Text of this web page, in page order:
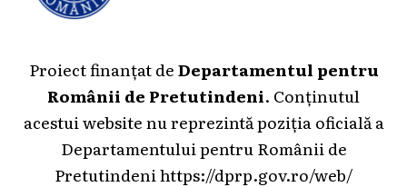
Proiect finanțat deDepartamentul pentru
Românii de Pretutindeni. Conținutul
acestui website nu reprezintă poziția oficială a
Departamentului pentru Românii de
Pretutindeni https://dprp.gov.ro/web/